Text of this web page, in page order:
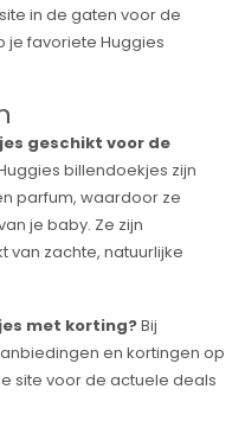
in de gaten voor de
je favoriete Huggies
geschikt voor de
billendoekjes zijn
parfum, waardoor ze
je baby. Ze zijn
zachte, natuurlijke
met korting?Bij
en kortingen op
site voor de actuele deals